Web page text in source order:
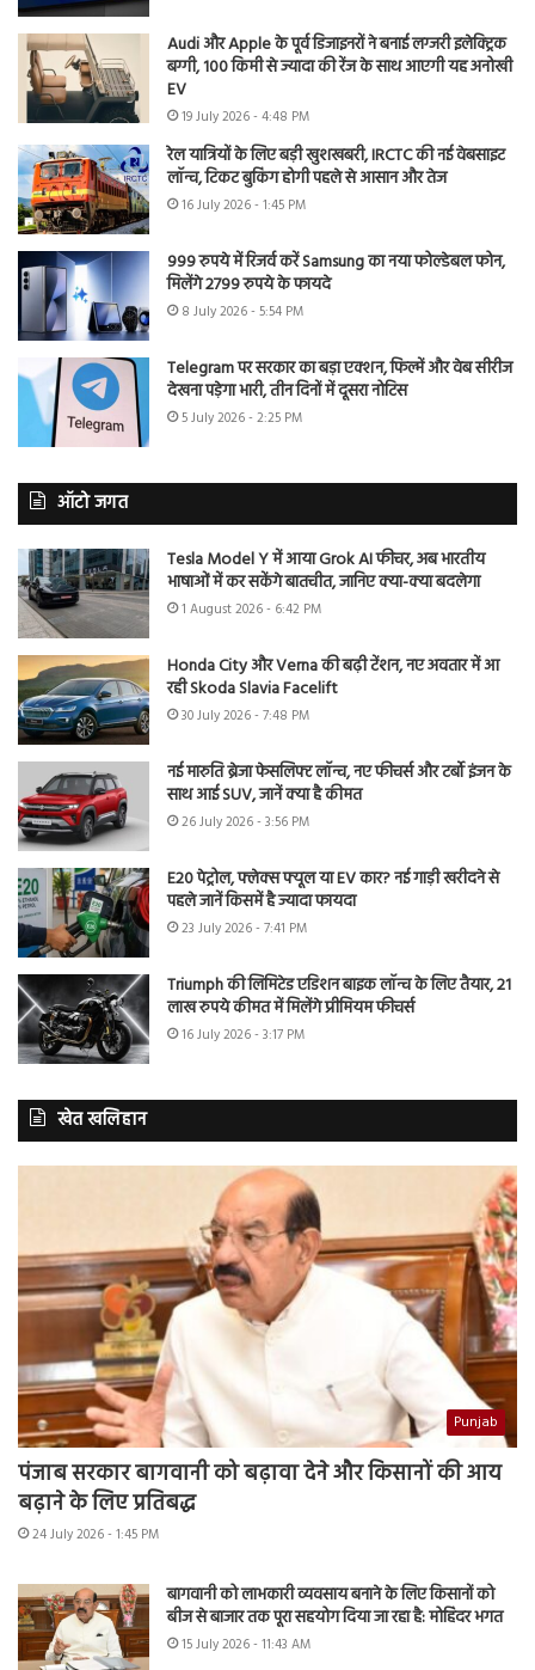
Audi और Apple के पूर्व डिजाइनरों ने बनाई लग्जरी इलेक्ट्रिक
बग्गी, 100 किमी से ज्यादा की रेंज के साथ आएगी यह अनोखी
EV
19 July 2026 - 4:48 PM
रेल यात्रियों के लिए बड़ी खुशखबरी, IRCTC की नई वेबसाइट
लॉन्च, टिकट बुकिंग होगी पहले से आसान और तेज
16 July 2026 - 1:45 PM
999 रुपये में रिजर्व करें Samsung का नया फोल्डेबल फोन,
मिलेंगे 2799 रुपये के फायदे
8 July 2026 - 5:54 PM
Telegram पर सरकार का बड़ा एक्शन, फिल्में और वेब सीरीज
देखना पड़ेगा भारी, तीन दिनों में दूसरा नोटिस
5 July 2026 - 2:25 PM
ऑटो जगत
Tesla Model Y में आया Grok AI फीचर, अब भारतीय
भाषाओं में कर सकेंगे बातचीत, जानिए क्या-क्या बदलेगा
1 August 2026 - 6:42 PM
Honda City और Verna की बढ़ी टेंशन, नए अवतार में आ
रही Skoda Slavia Facelift
30 July 2026 - 7:48 PM
नई मारुति ब्रेजा फेसलिफ्ट लॉन्च, नए फीचर्स और टर्बो इंजन के
साथ आई SUV, जानें क्या है कीमत
26 July 2026 - 3:56 PM
E20 पेट्रोल, फ्लेक्स फ्यूल या EV कार? नई गाड़ी खरीदने से
पहले जानें किसमें है ज्यादा फायदा
23 July 2026 - 7:41 PM
Triumph की लिमिटेड एडिशन बाइक लॉन्च के लिए तैयार, 21
लाख रुपये कीमत में मिलेंगे प्रीमियम फीचर्स
16 July 2026 - 3:17 PM
खेत खलिहान
Punjab
पंजाब सरकार बागवानी को बढ़ावा देने और किसानों की आय
बढ़ाने के लिए प्रतिबद्ध
24 July 2026 - 1:45 PM
बागवानी को लाभकारी व्यवसाय बनाने के लिए किसानों को
बीज से बाजार तक पूरा सहयोग दिया जा रहा है: मोहिंदर भगत
15 July 2026 - 11:43 AM